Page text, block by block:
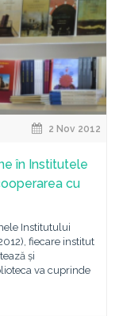
2 Nov 2012
în Institutele
cu
Institutului
fiecare institut
și
va cuprinde